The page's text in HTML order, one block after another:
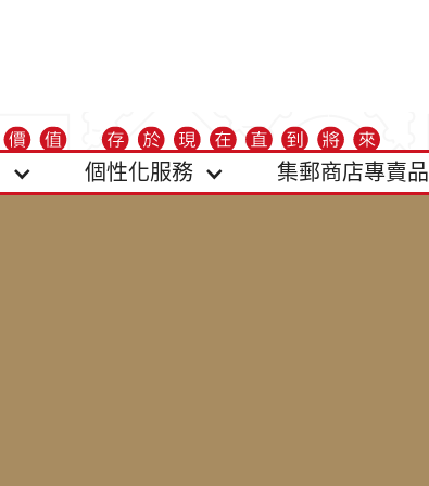
個性化服務 集郵商店專賣品